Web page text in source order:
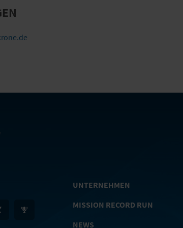
UNTERNEHMEN
MISSION RECORD RUN
NEWS